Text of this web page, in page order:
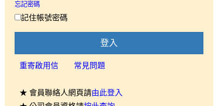
忘記密碼
記住帳號密碼
登入
重寄啟用信 常見問題
★ 會員聯絡人網頁請由此登入